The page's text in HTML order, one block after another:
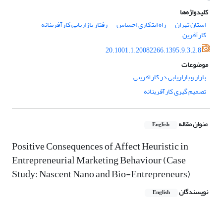
کلیدواژه‌ها
استان تهران
راه ابتکاری احساس رفتار بازاریابی کارآفرینانه
کارآفرین
20.1001.1.20082266.1395.9.3.2.8
موضوعات
بازار و بازاریابی در کارآفرینی
تصمیم گیری کارآفرینانه
عنوان مقاله English
Positive Consequences of Affect Heuristic in
Entrepreneurial Marketing Behaviour (Case
Study: Nascent Nano and Bio-Entrepreneurs)
نویسندگان English